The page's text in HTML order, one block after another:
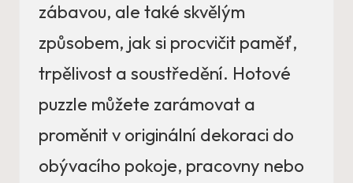
zábavou, ale také skvělým
způsobem, jak si procvičit paměť,
trpělivost a soustředění. Hotové
puzzle můžete zarámovat a
proměnit v originální dekoraci do
obývacího pokoje, pracovny nebo